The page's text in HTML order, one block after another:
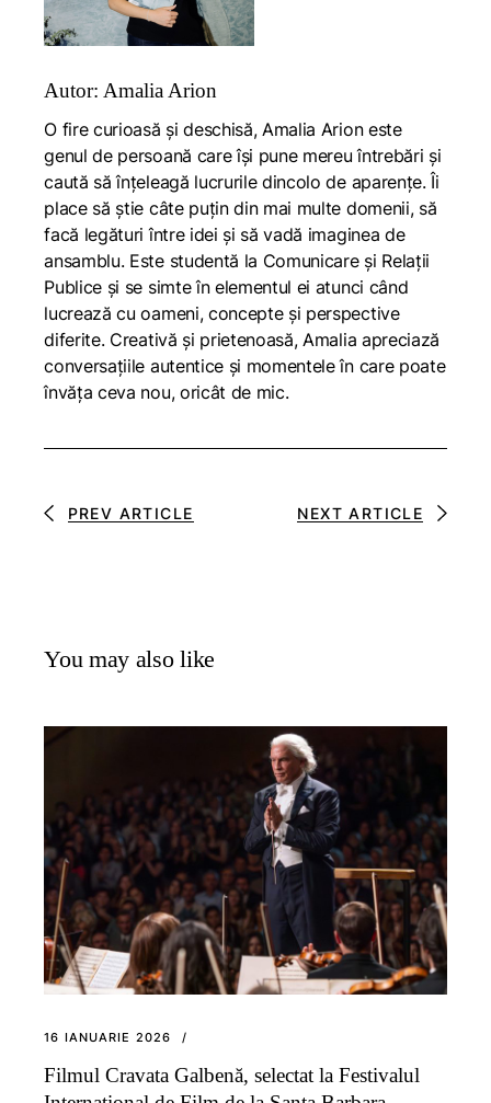
Autor: Amalia Arion
O fire curioasă și deschisă, Amalia Arion este
genul de persoană care își pune mereu întrebări și
caută să înțeleagă lucrurile dincolo de aparențe. Îi
place să știe câte puțin din mai multe domenii, să
facă legături între idei și să vadă imaginea de
ansamblu. Este studentă la Comunicare și Relații
Publice și se simte în elementul ei atunci când
lucrează cu oameni, concepte și perspective
diferite. Creativă și prietenoasă, Amalia apreciază
conversațiile autentice și momentele în care poate
învăța ceva nou, oricât de mic.
PREV ARTICLE NEXT ARTICLE
You may also like
16 IANUARIE 2026
Filmul Cravata Galbenă, selectat la Festivalul